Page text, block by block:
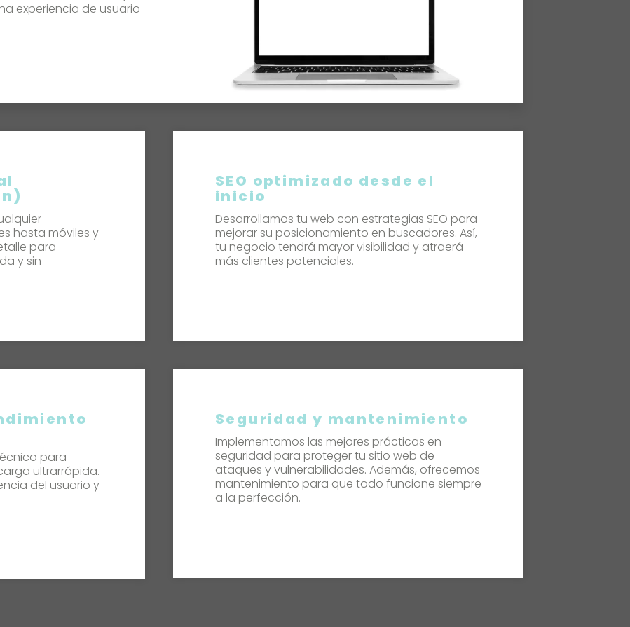
experiencia de usuario
hasta móviles y
para
y sin
SEO optimizado desde el
inicio
Desarrollamos tu web con estrategias SEO para
mejorar su posicionamiento en buscadores. Así,
tu negocio tendrá mayor visibilidad y atraerá
más clientes potenciales.
para
ultrarrápida.
del usuario y
Seguridad y mantenimiento
Implementamos las mejores prácticas en
seguridad para proteger tu sitio web de
ataques y vulnerabilidades. Además, ofrecemos
mantenimiento para que todo funcione siempre
a la perfección.